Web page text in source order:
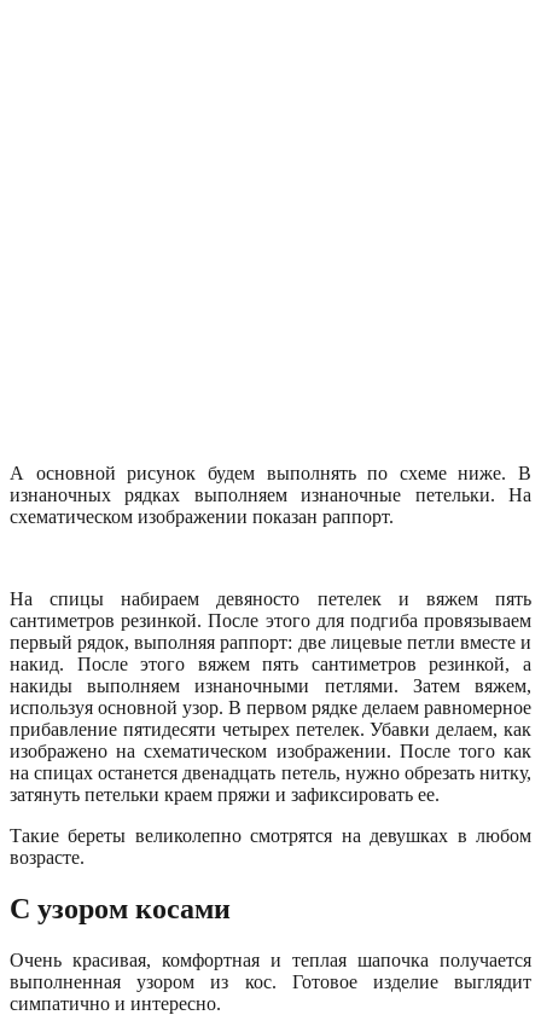
А основной рисунок будем выполнять по схеме ниже. В
изнаночных рядках выполняем изнаночные петельки. На
схематическом изображении показан раппорт.
На спицы набираем девяносто петелек и вяжем пять
сантиметров резинкой. После этого для подгиба провязываем
первый рядок, выполняя раппорт: две лицевые петли вместе и
накид. После этого вяжем пять сантиметров резинкой, а
накиды выполняем изнаночными петлями. Затем вяжем,
используя основной узор. В первом рядке делаем равномерное
прибавление пятидесяти четырех петелек. Убавки делаем, как
изображено на схематическом изображении. После того как
на спицах останется двенадцать петель, нужно обрезать нитку,
затянуть петельки краем пряжи и зафиксировать ее.
Такие береты великолепно смотрятся на девушках в любом
возрасте.
С узором косами
Очень красивая, комфортная и теплая шапочка получается
выполненная узором из кос. Готовое изделие выглядит
симпатично и интересно.